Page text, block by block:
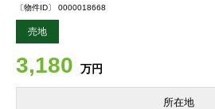
〔物件ID〕 0000018668
売地
3,180 万円
所在地